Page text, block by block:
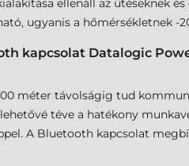
ellenáll az ütéseknek és
ugyanis a hőmérsékletnek -
kapcsolat Datalogic
méter távolságig tud
téve a hatékony
A Bluetooth kapcsolat